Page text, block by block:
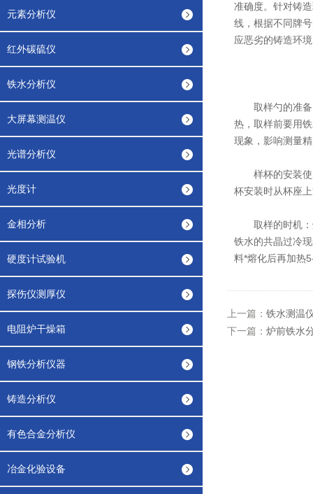
元素分析仪
红外碳硫仪
铁水分析仪
大屏幕测温仪
光谱分析仪
光度计
金相分析
硬度计试验机
探伤仪测厚仪
电阻炉干燥箱
钢铁分析仪器
铸造分析仪
有色合金分析仪
冶金化验设备
准确度。针对铸
线，根据不同牌
应恶劣的铸造环
取样勺的准备
热，取样前要用
现象，影响测量
样杯的安装使
杯安装时从杯座
取样的时机：炉
铁水的共晶过冷
料*熔化后再加热
上一篇： 铁水测温
下一篇： 炉前铁水